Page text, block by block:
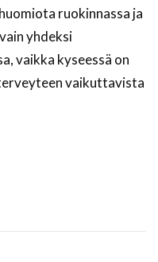
ruokinnassa ja
yhdeksi
vaikka kyseessä on
vaikuttavista